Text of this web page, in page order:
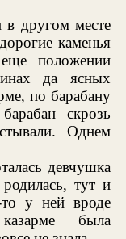
другом месте
каменья
положении
да ясных
по барабану
скрозь
Однем
девчушка
тут и
у ней вроде
была